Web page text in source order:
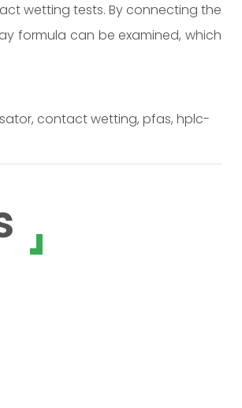
wetting tests. By connecting the
formula can be examined, which
contact wetting, pfas, hplc-